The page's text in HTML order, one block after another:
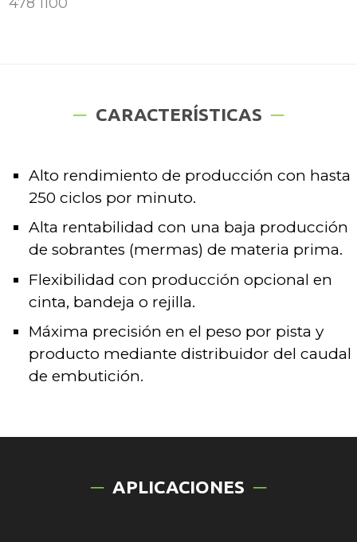
478 1100
CARACTERÍSTICAS
Alto rendimiento de producción con hasta
250 ciclos por minuto.
Alta rentabilidad con una baja producción
de sobrantes (mermas) de materia prima.
Flexibilidad con producción opcional en
cinta, bandeja o rejilla.
Máxima precisión en el peso por pista y
producto mediante distribuidor del caudal
de embutición.
APLICACIONES